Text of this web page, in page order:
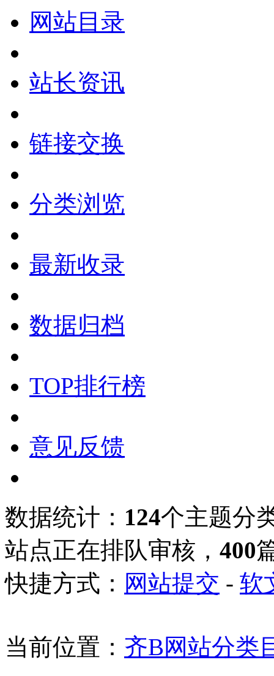
网站目录
站长资讯
链接交换
分类浏览
最新收录
数据归档
TOP排行榜
意见反馈
数据统计： 124个主题分
站点正在排队审核， 400
快捷方式： 网站提交 - 软
当前位置： 齐B网站分类